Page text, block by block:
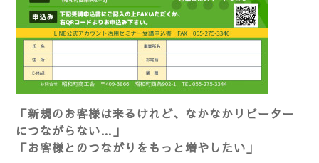
「新規のお客様は来るけれど、なかなかリピーター
につながらない…」
「お客様とのつながりをもっと増やしたい」